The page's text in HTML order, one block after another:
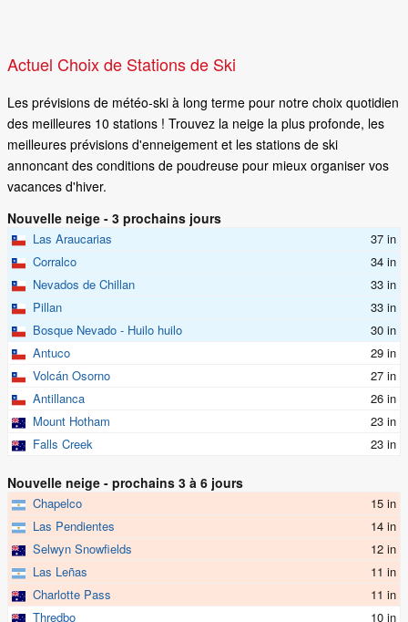
Actuel Choix de Stations de Ski
Les prévisions de météo-ski à long terme pour notre choix quotidien
des meilleures 10 stations ! Trouvez la neige la plus profonde, les
meilleures prévisions d'enneigement et les stations de ski
annoncant des conditions de poudreuse pour mieux organiser vos
vacances d'hiver.
Nouvelle neige - 3 prochains jours
Las Araucarias
37 in
Corralco
34 in
Nevados de Chillan
33 in
Pillan
33 in
Bosque Nevado - Huilo huilo
30 in
Antuco
29 in
Volcán Osorno
27 in
Antillanca
26 in
Mount Hotham
23 in
Falls Creek
23 in
Nouvelle neige - prochains 3 à 6 jours
Chapelco
15 in
Las Pendientes
14 in
Selwyn Snowfields
12 in
Las Leñas
11 in
Charlotte Pass
11 in
Thredbo
10 in